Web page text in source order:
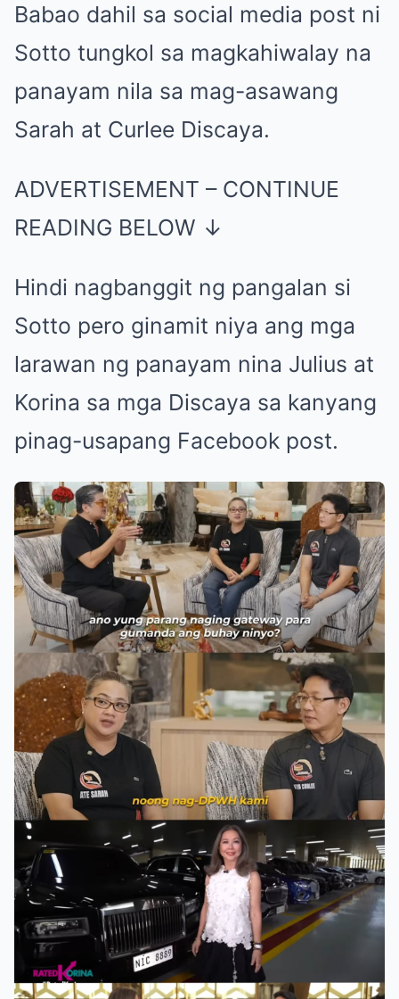
Babao dahil sa social media post ni
Sotto tungkol sa magkahiwalay na
panayam nila sa mag-asawang
Sarah at Curlee Discaya.
ADVERTISEMENT – CONTINUE
READING BELOW ↓
Hindi nagbanggit ng pangalan si
Sotto pero ginamit niya ang mga
larawan ng panayam nina Julius at
Korina sa mga Discaya sa kanyang
pinag-usapang Facebook post.